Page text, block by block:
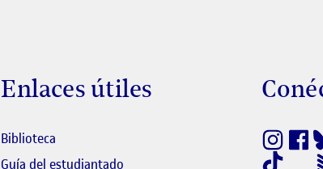
Enlaces útiles
Biblioteca
Guía del estudiantado El link s'obre en finestra nova